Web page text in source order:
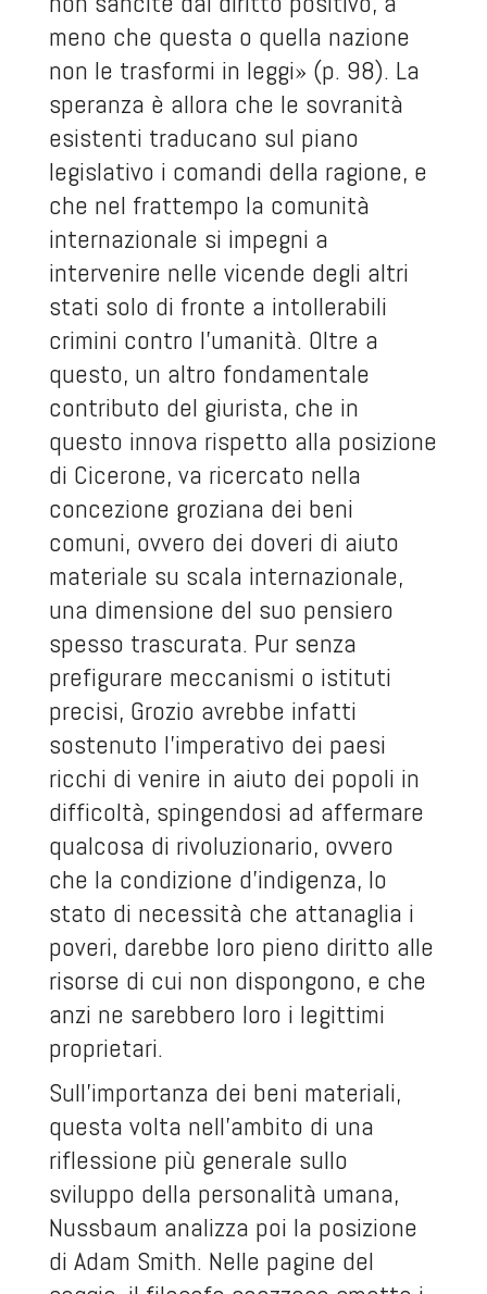
meno che questa o quella nazione
non le trasformi in leggi» (p. 98). La
speranza è allora che le sovranità
esistenti traducano sul piano
legislativo i comandi della ragione, e
che nel frattempo la comunità
internazionale si impegni a
intervenire nelle vicende degli altri
stati solo di fronte a intollerabili
crimini contro l’umanità. Oltre a
questo, un altro fondamentale
contributo del giurista, che in
questo innova rispetto alla posizione
di Cicerone, va ricercato nella
concezione groziana dei beni
comuni, ovvero dei doveri di aiuto
materiale su scala internazionale,
una dimensione del suo pensiero
spesso trascurata. Pur senza
prefigurare meccanismi o istituti
precisi, Grozio avrebbe infatti
sostenuto l’imperativo dei paesi
ricchi di venire in aiuto dei popoli in
difficoltà, spingendosi ad affermare
qualcosa di rivoluzionario, ovvero
che la condizione d’indigenza, lo
stato di necessità che attanaglia i
poveri, darebbe loro pieno diritto alle
risorse di cui non dispongono, e che
anzi ne sarebbero loro i legittimi
proprietari.
Sull’importanza dei beni materiali,
questa volta nell’ambito di una
riflessione più generale sullo
sviluppo della personalità umana,
Nussbaum analizza poi la posizione
di Adam Smith. Nelle pagine del